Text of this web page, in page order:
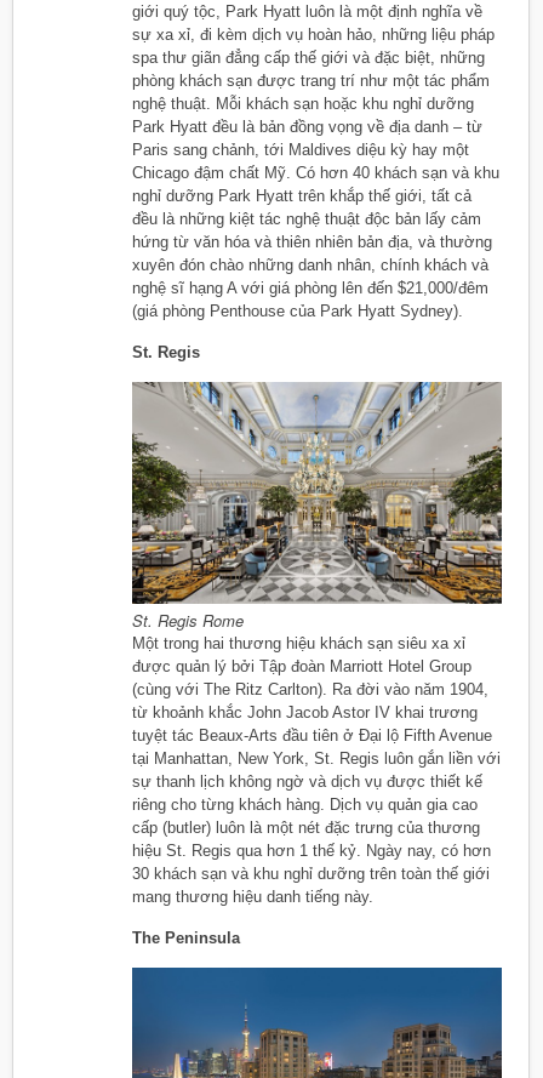
giới quý tộc, Park Hyatt luôn là một định nghĩa về
sự xa xỉ, đi kèm dịch vụ hoàn hảo, những liệu pháp
spa thư giãn đẳng cấp thế giới và đặc biệt, những
phòng khách sạn được trang trí như một tác phẩm
nghệ thuật. Mỗi khách sạn hoặc khu nghỉ dưỡng
Park Hyatt đều là bản đồng vọng về địa danh – từ
Paris sang chảnh, tới Maldives diệu kỳ hay một
Chicago đậm chất Mỹ. Có hơn 40 khách sạn và khu
nghỉ dưỡng Park Hyatt trên khắp thế giới, tất cả
đều là những kiệt tác nghệ thuật độc bản lấy cảm
hứng từ văn hóa và thiên nhiên bản địa, và thường
xuyên đón chào những danh nhân, chính khách và
nghệ sĩ hạng A với giá phòng lên đến $21,000/đêm
(giá phòng Penthouse của Park Hyatt Sydney).
St. Regis
St. Regis Rome
Một trong hai thương hiệu khách sạn siêu xa xỉ
được quản lý bởi Tập đoàn Marriott Hotel Group
(cùng với The Ritz Carlton). Ra đời vào năm 1904,
từ khoảnh khắc John Jacob Astor IV khai trương
tuyệt tác Beaux-Arts đầu tiên ở Đại lộ Fifth Avenue
tại Manhattan, New York, St. Regis luôn gắn liền với
sự thanh lịch không ngờ và dịch vụ được thiết kế
riêng cho từng khách hàng. Dịch vụ quản gia cao
cấp (butler) luôn là một nét đặc trưng của thương
hiệu St. Regis qua hơn 1 thế kỷ. Ngày nay, có hơn
30 khách sạn và khu nghỉ dưỡng trên toàn thế giới
mang thương hiệu danh tiếng này.
The Peninsula